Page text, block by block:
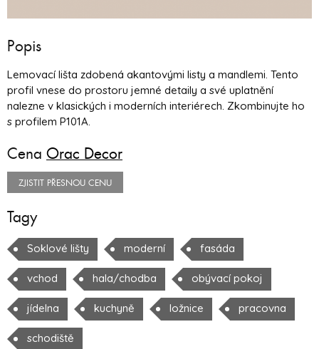
Popis
Lemovací lišta zdobená akantovými listy a mandlemi. Tento
profil vnese do prostoru jemné detaily a své uplatnění
nalezne v klasických i moderních interiérech. Zkombinujte ho
s profilem P101A.
Cena Orac Decor
ZJISTIT PŘESNOU CENU
Tagy
Soklové lišty moderní fasáda
vchod hala/chodba obývací pokoj
jídelna kuchyně ložnice pracovna
schodiště